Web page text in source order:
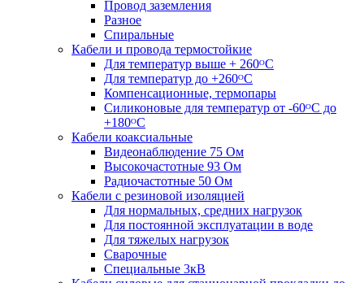
Провод заземления
Разное
Спиральные
Кабели и провода термостойкие
Для температур выше + 260ᴼС
Для температур до +260ᴼС
Компенсационные, термопары
Силиконовые для температур от -60ᴼC до
+180ᴼС
Кабели коаксиальные
Видеонаблюдение 75 Ом
Высокочастотные 93 Ом
Радиочастотные 50 Ом
Кабели с резиновой изоляцией
Для нормальных, средних нагрузок
Для постоянной эксплуатации в воде
Для тяжелых нагрузок
Сварочные
Специальные 3кВ